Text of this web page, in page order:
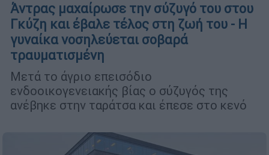
Άντρας μαχαίρωσε την σύζυγό του στου
Γκύζη και έβαλε τέλος στη ζωή του - Η
γυναίκα νοσηλεύεται σοβαρά
τραυματισμένη
Μετά το άγριο επεισόδιο
ενδοοικογενειακής βίας ο σύζυγός της
ανέβηκε στην ταράτσα και έπεσε στο κενό